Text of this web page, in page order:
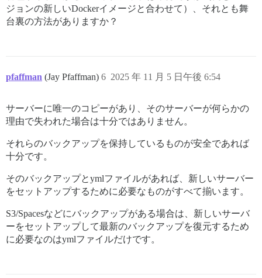
ジョンの新しいDockerイメージと合わせて）、それとも舞
台裏の方法がありますか？
pfaffman (Jay Pfaffman) 2025 年 11 月 5 日午後 6:54
6
サーバーに唯一のコピーがあり、そのサーバーが何らかの
理由で失われた場合は十分ではありません。
それらのバックアップを保持しているものが安全であれば
十分です。
そのバックアップとymlファイルがあれば、新しいサーバー
をセットアップするために必要なものがすべて揃います。
S3/Spacesなどにバックアップがある場合は、新しいサーバ
ーをセットアップして最新のバックアップを復元するため
に必要なのはymlファイルだけです。